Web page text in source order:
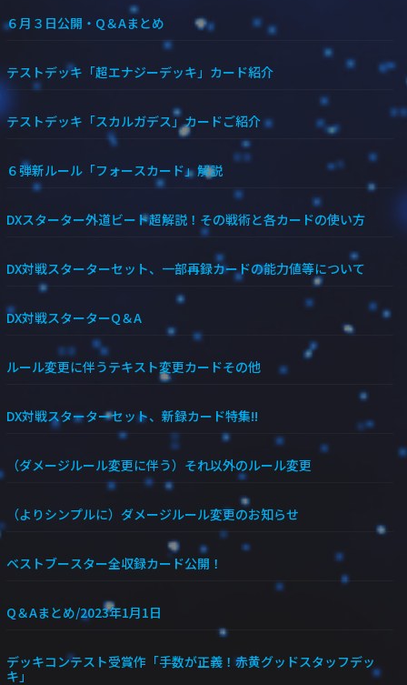
６月３日公開・Q＆Aまとめ
テストデッキ「超エナジーデッキ」カード紹介
テストデッキ「スカルガデス」カードご紹介
６弾新ルール「フォースカード」解説
DXスターター外道ビート超解説！その戦術と各カードの使い方
DX対戦スターターセット、一部再録カードの能力値等について
DX対戦スターターQ＆A
ルール変更に伴うテキスト変更カードその他
DX対戦スターターセット、新録カード特集!!
（ダメージルール変更に伴う）それ以外のルール変更
（よりシンプルに）ダメージルール変更のお知らせ
ベストブースター全収録カード公開！
Q＆Aまとめ/2023年1月1日
デッキコンテスト受賞作「手数が正義！赤黄グッドスタッフデッ
キ」